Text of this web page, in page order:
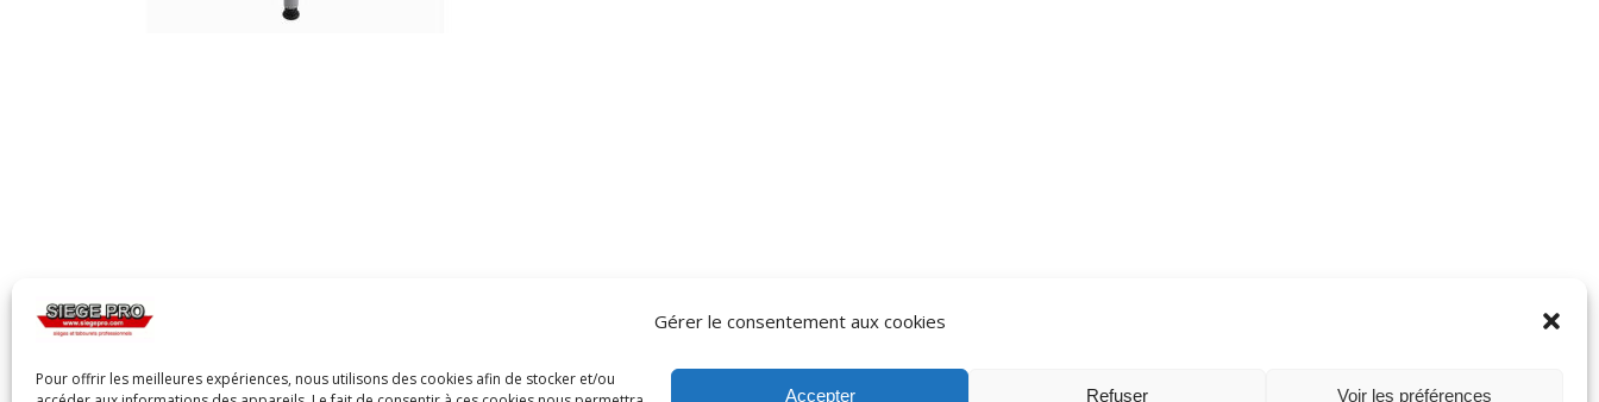
Gérer le consentement aux cookies
Pour offrir les meilleures expériences, nous utilisons des cookies afin de stocker et/ou
Accepter Refuser Voir les préférences